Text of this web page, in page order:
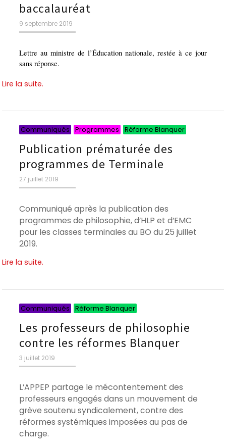
baccalauréat
Publié
le
9 septembre 2019
Lettre au ministre de l’Éducation nationale, restée à ce jour
sans réponse.
Lire la suite.
Communiqués Programmes Réforme Blanquer
Publication prématurée des
programmes de Terminale
Publié
le
27 juillet 2019
Communiqué après la publication des
programmes de philosophie, d’HLP et d’EMC
pour les classes terminales au BO du 25 juillet
2019.
Lire la suite.
Communiqués Réforme Blanquer
Les professeurs de philosophie
contre les réformes Blanquer
Publié
le
3 juillet 2019
L’APPEP partage le mécontentement des
professeurs engagés dans un mouvement de
grève soutenu syndicalement, contre des
réformes systémiques imposées au pas de
charge.